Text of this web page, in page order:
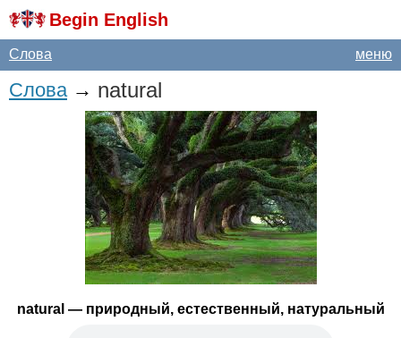
Begin English
меню
Слова
Слова→ natural
natural — природный, естественный, натуральный